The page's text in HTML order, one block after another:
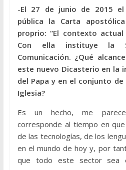
-El 27 de junio de 2015 el
pública la Carta
proprio: “El contexto
Con ella instituye la
Comunicación. ¿Qué
este nuevo Dicasterio en la
del Papa y en el conjunto
Iglesia?
Es un hecho, me
corresponde al tiempo en
de las tecnologías, de los
en el mundo de hoy y, por
que todo este sector sea